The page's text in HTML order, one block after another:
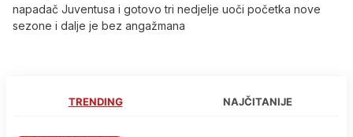
napadač Juventusa i gotovo tri nedjelje uoči početka nove
sezone i dalje je bez angažmana
TRENDING NAJČITANIJE